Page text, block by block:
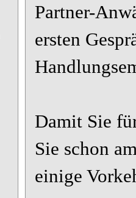
Partner-
ersten
Damit Sie
Sie schon
einige